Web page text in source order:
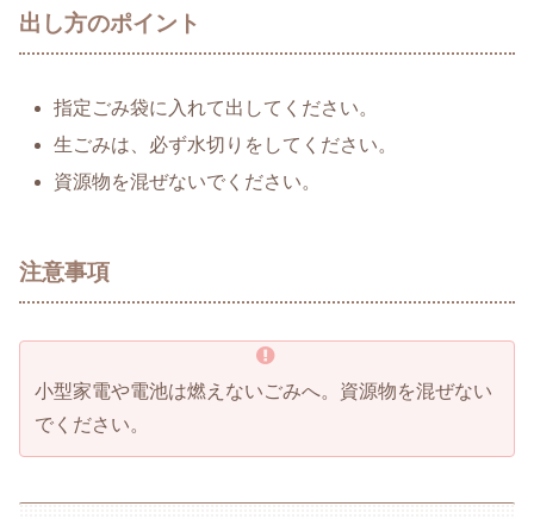
出し方のポイント
指定ごみ袋に入れて出してください。
生ごみは、必ず水切りをしてください。
資源物を混ぜないでください。
注意事項
小型家電や電池は燃えないごみへ。資源物を混ぜない
でください。